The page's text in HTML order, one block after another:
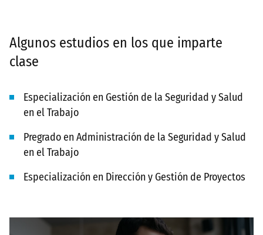
Algunos estudios en los que imparte
clase
Especialización en Gestión de la Seguridad y Salud
en el Trabajo
Pregrado en Administración de la Seguridad y Salud
en el Trabajo
Especialización en Dirección y Gestión de Proyectos